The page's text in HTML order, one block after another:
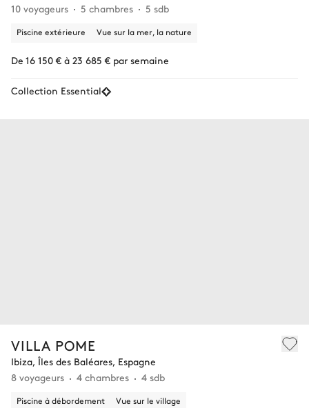
10 voyageurs
5 chambres 5 sdb
Piscine extérieure Vue sur la mer, la nature
De 16 150 € à 23 685 € par semaine
Collection Essential
VILLA POME
Ibiza, Îles des Baléares, Espagne
8 voyageurs
4 chambres 4 sdb
Piscine à débordement Vue sur le village